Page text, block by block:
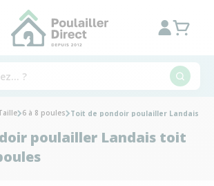
6 à 8 poules Toit de pondoir poulailler Landais
poulailler Landais toit